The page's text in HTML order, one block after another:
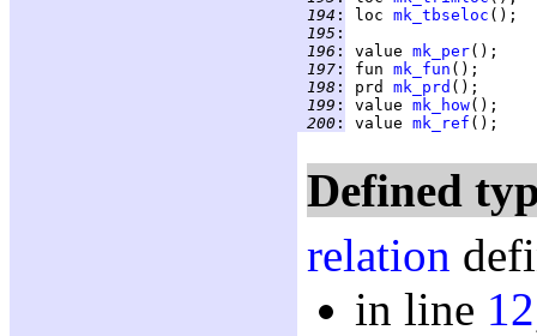
194 : loc mk_tbseloc
195 :
196 : value mk_per
197 : fun mk_fun
198 : prd mk_prd
199 : value mk_how
200 : value mk_ref
Defined
relation
in line 12